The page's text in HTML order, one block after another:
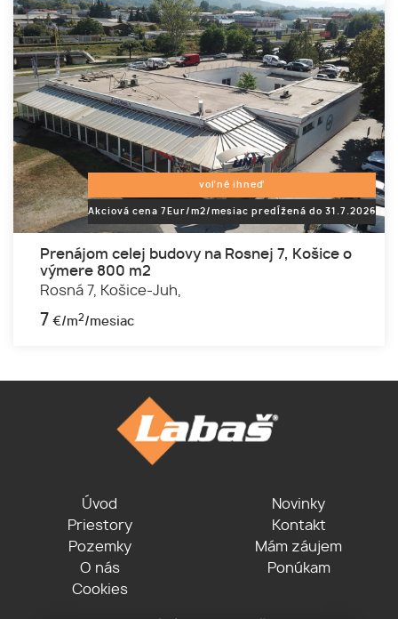
voľné ihneď
Akciová cena 7Eur/m2/mesiac predĺžená do 31.7.2026
Prenájom celej budovy na Rosnej 7, Košice o
výmere 800 m2
Rosná 7, Košice-Juh,
7 €/m2/mesiac
Úvod
Priestory
Pozemky
O nás
Cookies
Novinky
Kontakt
Mám záujem
Ponúkam